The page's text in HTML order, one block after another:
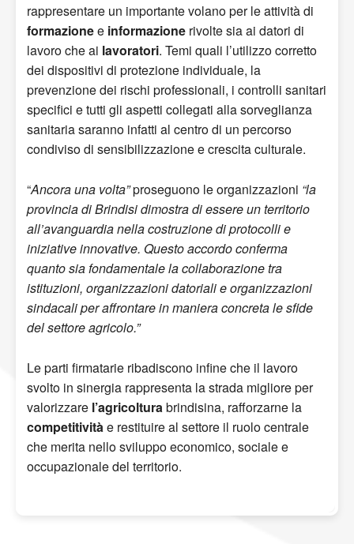
rappresentare un importante volano per le attività di
formazionee informazione rivolte sia ai datori di
lavoro che ai lavoratori. Temi quali l’utilizzo corretto
dei dispositivi di protezione individuale, la
prevenzione dei rischi professionali, i controlli sanitari
specifici e tutti gli aspetti collegati alla sorveglianza
sanitaria saranno infatti al centro di un percorso
condiviso di sensibilizzazione e crescita culturale.
“Ancora una volta”proseguono le organizzazioni “la
provincia di Brindisi dimostra di essere un territorio
all’avanguardia nella costruzione di protocolli e
iniziative innovative. Questo accordo conferma
quanto sia fondamentale la collaborazione tra
istituzioni, organizzazioni datoriali e organizzazioni
sindacali per affrontare in maniera concreta le sfide
del settore agricolo.”
Le parti firmatarie ribadiscono infine che il lavoro
svolto in sinergia rappresenta la strada migliore per
valorizzare l’agricolturabrindisina, rafforzarne la
competitivitàe restituire al settore il ruolo centrale
che merita nello sviluppo economico, sociale e
occupazionale del territorio.